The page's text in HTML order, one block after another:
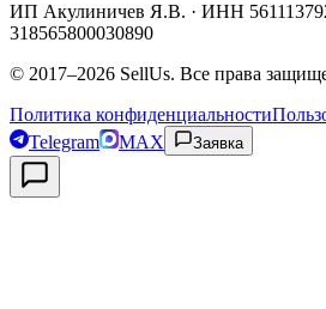
ИП Акулиничев Я.В. · ИНН
318565800030890
© 2017–2026 SellUs. Все права
Политика конфиденциальности
Telegram
MAX Заявка